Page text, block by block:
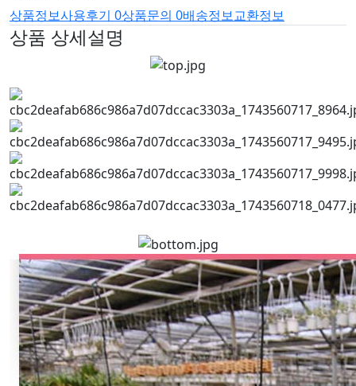
상품정보사용후기 0상품문의 0배송정보교환정보
상품 상세설명